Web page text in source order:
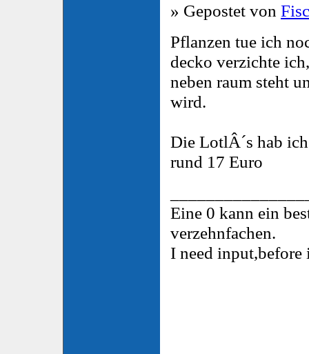
» Gepostet von
Pflanzen tue ich
decko verzichte
neben raum steht
wird.
Die LotlÂ´s hab
rund 17 Euro
Eine 0 kann ein
verzehnfachen.
I need